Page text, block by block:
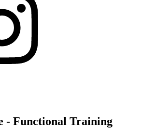
- Functional Training